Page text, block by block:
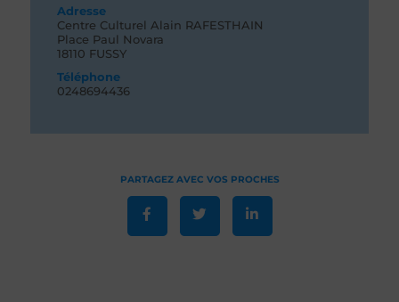
Adresse
Centre Culturel Alain RAFESTHAIN
Place Paul Novara
18110 FUSSY
Téléphone
0248694436